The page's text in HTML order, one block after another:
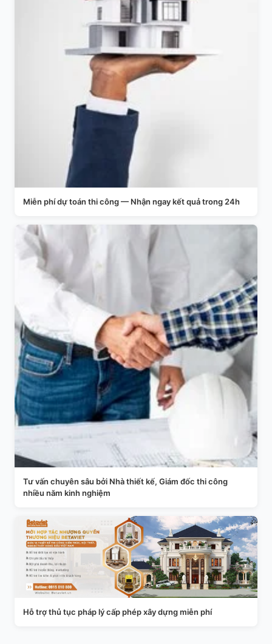
Miễn phí dự toán thi công — Nhận ngay kết quả trong 24h
Tư vấn chuyên sâu bởi Nhà thiết kế, Giám đốc thi công
nhiều năm kinh nghiệm
Hỗ trợ thủ tục pháp lý cấp phép xây dựng miễn phí